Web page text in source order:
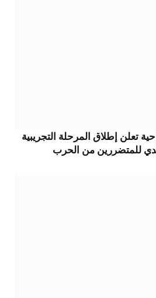
تعلن إطلاق المرحلة التجريبية
للمتضررين من الحرب